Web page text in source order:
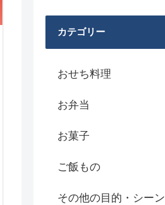
カテゴリー
おせち料理
お弁当
お菓子
ご飯もの
その他の目的・シーン